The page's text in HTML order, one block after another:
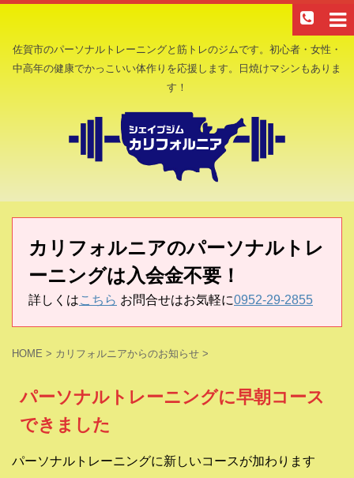
佐賀市のパーソナルトレーニングと筋トレのジムです。初心者・女性・
中高年の健康でかっこいい体作りを応援します。日焼けマシンもありま
す！
カリフォルニアのパーソナルトレ
ーニングは入会金不要！
詳しくはこちら お問合せはお気軽に0952-29-2855
HOME > カリフォルニアからのお知らせ >
パーソナルトレーニングに早朝コース
できました
パーソナルトレーニングに新しいコースが加わります